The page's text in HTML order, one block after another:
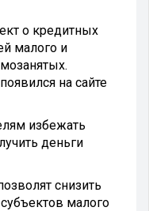
о кредитных
малого и
на сайте
избежать
деньги
снизить
малого